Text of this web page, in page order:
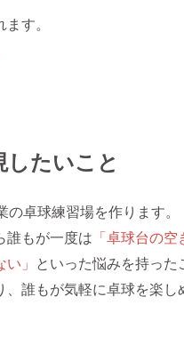
す。
たいこと
卓球練習場を作ります。
誰もが一度は 「卓球台の
」 といった悩みを持った
誰もが気軽に卓球を楽